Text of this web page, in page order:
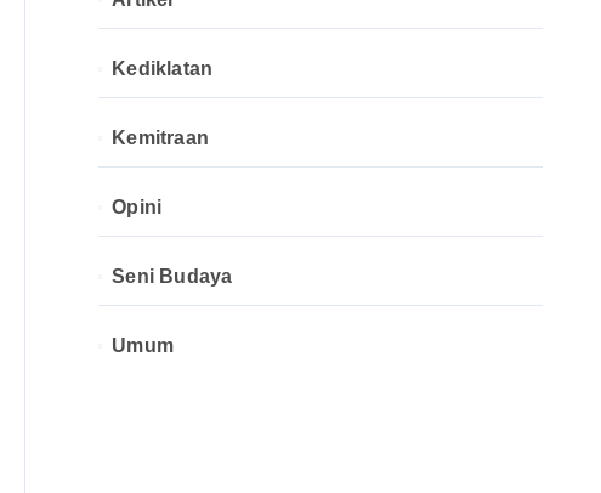
Kediklatan
Kemitraan
Opini
Seni Budaya
Umum